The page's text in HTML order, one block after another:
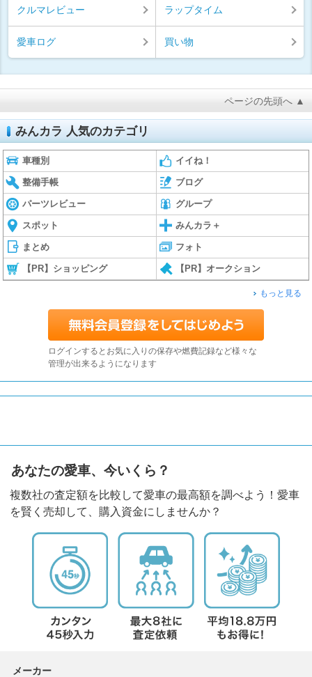
クルマレビュー ラップタイム
愛車ログ 買い物
ページの先頭へ ▲
みんカラ 人気のカテゴリ
車種別 イイね！
整備手帳 ブログ
パーツレビュー グループ
スポット みんカラ＋
まとめ フォト
【PR】ショッピング 【PR】オークション
もっと見る
ログインするとお気に入りの保存や燃費記録など様々な
管理が出来るようになります
あなたの愛車、今いくら？
複数社の査定額を比較して愛車の最高額を調べよう！愛車
を賢く売却して、購入資金にしませんか？
メーカー